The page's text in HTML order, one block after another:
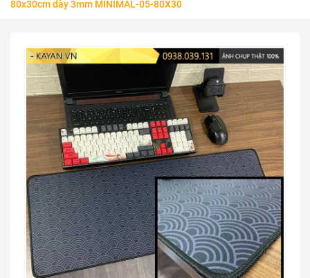
80x30cm dày 3mm MINIMAL-05-80X30